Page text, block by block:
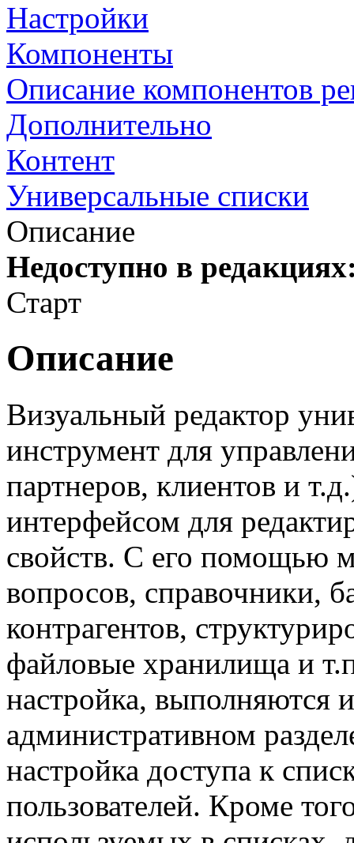
Настройки
Компоненты
Описание компонентов
Дополнительно
Контент
Универсальные списки
Описание
Недоступно в
Старт
Описание
Визуальный редактор
инструмент для
партнеров, клиентов и
интерфейсом для
свойств. С его помощью
вопросов, справочники,
контрагентов,
файловые хранилища и
настройка, выполняются
административном
настройка доступа к
пользователей. Кроме